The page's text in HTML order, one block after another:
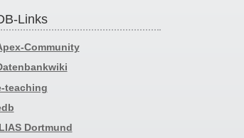
Links
Community
teaching
Dortmund